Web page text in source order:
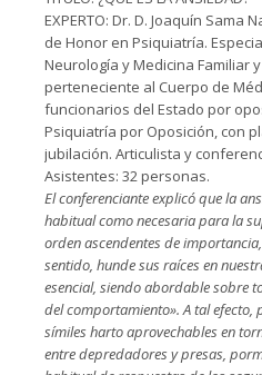
EXPERTO: Dr. D. Joaquín Sama
de Honor en Psiquiatría.
Neurología y Medicina Familiar
perteneciente al Cuerpo de
funcionarios del Estado por
Psiquiatría por Oposición, con
jubilación. Articulista y
Asistentes: 32 personas.
El conferenciante explicó que la
habitual como necesaria para la
orden ascendentes de
sentido, hunde sus raíces en
esencial, siendo abordable sobre
del comportamiento». A tal
símiles harto aprovechables en
entre depredadores y presas,